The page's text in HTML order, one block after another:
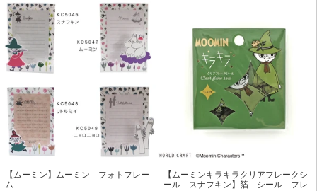
【ムーミン】ムーミン フォトフレー
ム
【ムーミンキラキラクリアフレークシ
ール スナフキン】箔 シール フレ